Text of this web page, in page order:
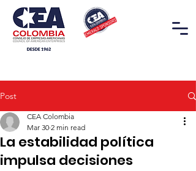
Post
La estabilidad política
impulsa decisiones
CEA Colombia
Mar 30 2 min read